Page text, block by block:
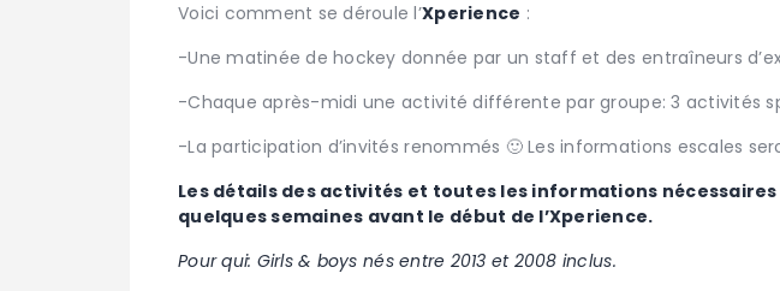
Voici comment se déroule l’Xperience :
-Une matinée de hockey donnée par un staff et des entraîneurs
-Chaque après-midi une activité différente par groupe: 3 activités
-La participation d’invités renommés 🙂 Les informations escales
Les détails des activités et toutes les informations
quelques semaines avant le début de l’Xperience.
Pour qui: Girls & boys nés entre 2013 et 2008 inclus.